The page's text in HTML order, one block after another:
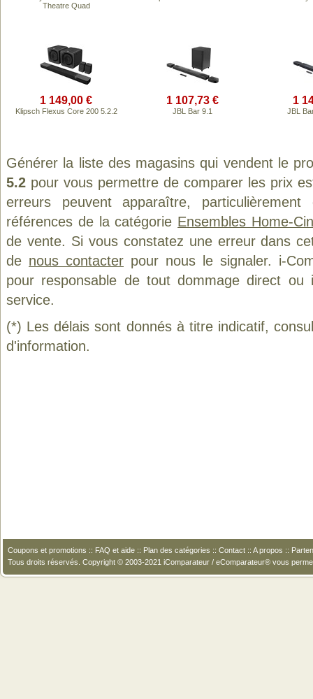
Theatre Quad
1 149,00 €
Klipsch Flexus Core 200 5.2.2
1 107,73 €
JBL Bar 9.1
1
JBL
Générer la liste des magasins qui vendent le
5.2 pour vous permettre de comparer les prix
erreurs peuvent apparaître,
références de la catégorie Ensembles Home-
de vente. Si vous constatez une erreur dans
de nous contacter pour nous le signaler. i-
pour responsable de tout dommage direct
service.
(*) Les délais sont donnés à titre indicatif,
d'information.
Coupons et promotions :: FAQ et aide :: Plan des catégories :: Contact :: A propos ::
Tous droits réservés. Copyright © 2003-2021 iComparateur / eComparateur® vous